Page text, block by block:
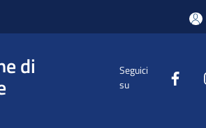
di
Seguici
su